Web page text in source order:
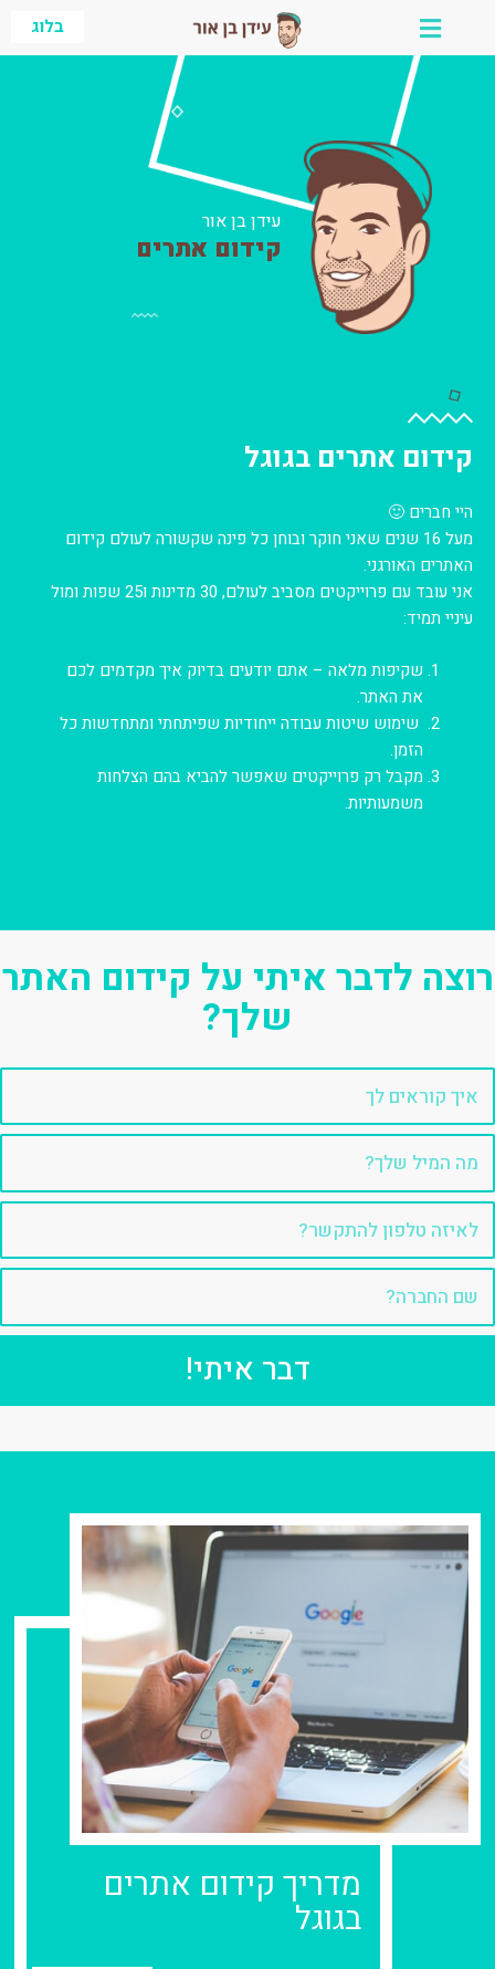
בלוג
עידן בן אור
קידום אתרים
קידום אתרים בגוגל
היי חברים 🙂
מעל 16 שנים שאני חוקר ובוחן כל פינה שקשורה לעולם קידום
האתרים האורגני.
אני עובד עם פרוייקטים מסביב לעולם, 30 מדינות ו25 שפות ומול
עיניי תמיד:
שקיפות מלאה – אתם יודעים בדיוק איך מקדמים לכם
את האתר.
שימוש שיטות עבודה ייחודיות שפיתחתי ומתחדשות כל
הזמן.
מקבל רק פרוייקטים שאפשר להביא בהם הצלחות
משמעותיות.
רוצה לדבר איתי על קידום האתר
שלך?
דבר איתי!
מדריך קידום אתרים
בגוגל